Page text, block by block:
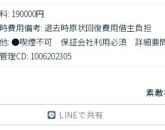
: 190000円
費用備考: 退去時原状回復費用借主負担
: ●喫煙不可　保証会社利用必須　詳細要
理CD: 1006202305
素
LINEで共有